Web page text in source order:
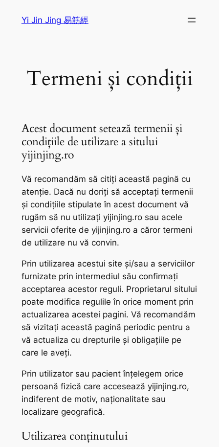
Yi Jin Jing 易筋經
Termeni și condiții
Acest document setează termenii și
condițiile de utilizare a sitului
yijinjing.ro
Vă recomandăm să citiți această pagină cu
atenție. Dacă nu doriți să acceptați termenii
și condițiile stipulate în acest document vă
rugăm să nu utilizați yijinjing.ro sau acele
servicii oferite de yijinjing.ro a căror termeni
de utilizare nu vă convin.
Prin utilizarea acestui site și/sau a serviciilor
furnizate prin intermediul său confirmați
acceptarea acestor reguli. Proprietarul sitului
poate modifica regulile în orice moment prin
actualizarea acestei pagini. Vă recomandăm
să vizitați această pagină periodic pentru a
vă actualiza cu drepturile și obligațiile pe
care le aveți.
Prin utilizator sau pacient înțelegem orice
persoană fizică care accesează yijinjing.ro,
indiferent de motiv, naționalitate sau
localizare geografică.
Utilizarea conținutului